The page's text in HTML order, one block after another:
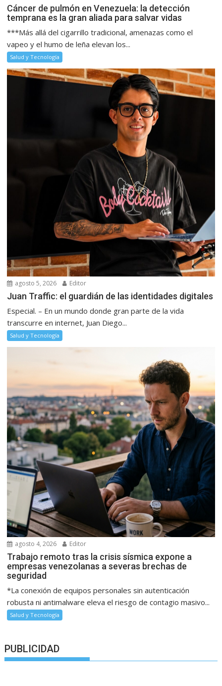
Cáncer de pulmón en Venezuela: la detección
temprana es la gran aliada para salvar vidas
***Más allá del cigarrillo tradicional, amenazas como el
vapeo y el humo de leña elevan los...
Salud y Tecnología
agosto 5, 2026 Editor
Juan Traffic: el guardián de las identidades digitales
Especial. – En un mundo donde gran parte de la vida
transcurre en internet, Juan Diego...
Salud y Tecnología
agosto 4, 2026 Editor
Trabajo remoto tras la crisis sísmica expone a
empresas venezolanas a severas brechas de
seguridad
*La conexión de equipos personales sin autenticación
robusta ni antimalware eleva el riesgo de contagio masivo...
Salud y Tecnología
PUBLICIDAD